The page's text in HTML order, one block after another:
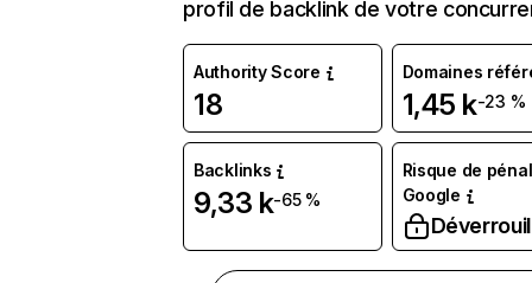
profil de backlink de votre
Authority Score
18
Domaines
1,45 k-23 %
Backlinks
9,33 k-65 %
Risque de
Google